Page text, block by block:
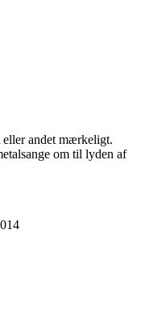
andet mærkeligt.
om til lyden af